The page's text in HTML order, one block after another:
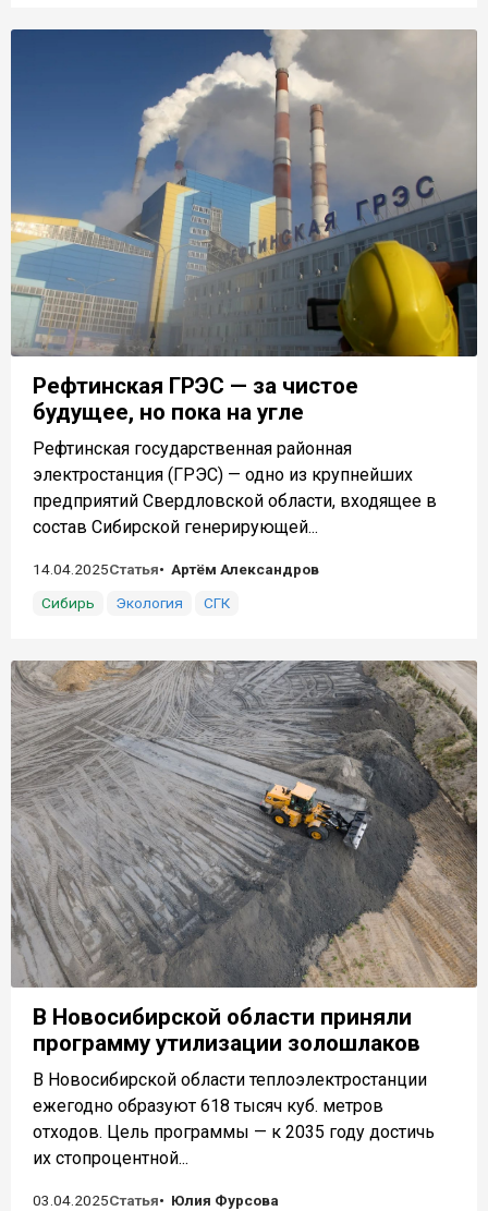
Рефтинская ГРЭС — за чистое
будущее, но пока на угле
Рефтинская государственная районная
электростанция (ГРЭС) — одно из крупнейших
предприятий Свердловской области, входящее в
состав Сибирской генерирующей...
14.04.2025Статья
Артём Александров
Сибирь
Экология СГК
В Новосибирской области приняли
программу утилизации золошлаков
В Новосибирской области теплоэлектростанции
ежегодно образуют 618 тысяч куб. метров
отходов. Цель программы — к 2035 году достичь
их стопроцентной...
03.04.2025Статья
Юлия Фурсова